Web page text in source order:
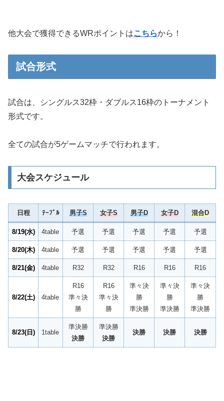
他大会で獲得できるWRポイントはこちらから！
試合形式
試合は、シングルス32枠・ダブルス16枠のトーナメント
形式です。
全ての試合が5ゲームマッチで行われます。
大会スケジュール
日程 ﾃｰﾌﾞﾙ 男子S 女子S 男子D 女子D 混合D
8/19(水) 4table 予選 予選 予選 予選 予選
8/20(木) 4table 予選 予選 予選 予選 予選
8/21(金) 4table R32 R32 R16 R16 R16
8/22(土) 4table
R16
準々決
勝
R16
準々決
勝
準々決
勝
準決勝
準々決
勝
準決勝
準々決
勝
準決勝
8/23(日) 1table
準決勝
決勝
準決勝
決勝
決勝 決勝 決勝